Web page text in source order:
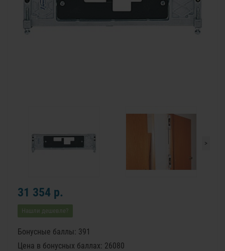
>
31 354 р.
Нашли дешевле?
Бонусные баллы: 391
Цена в бонусных баллах: 26080